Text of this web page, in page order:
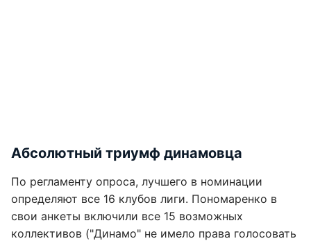
Абсолютный триумф динамовца
По регламенту опроса, лучшего в номинации
определяют все 16 клубов лиги. Пономаренко в
свои анкеты включили все 15 возможных
коллективов ("Динамо" не имело права голосовать